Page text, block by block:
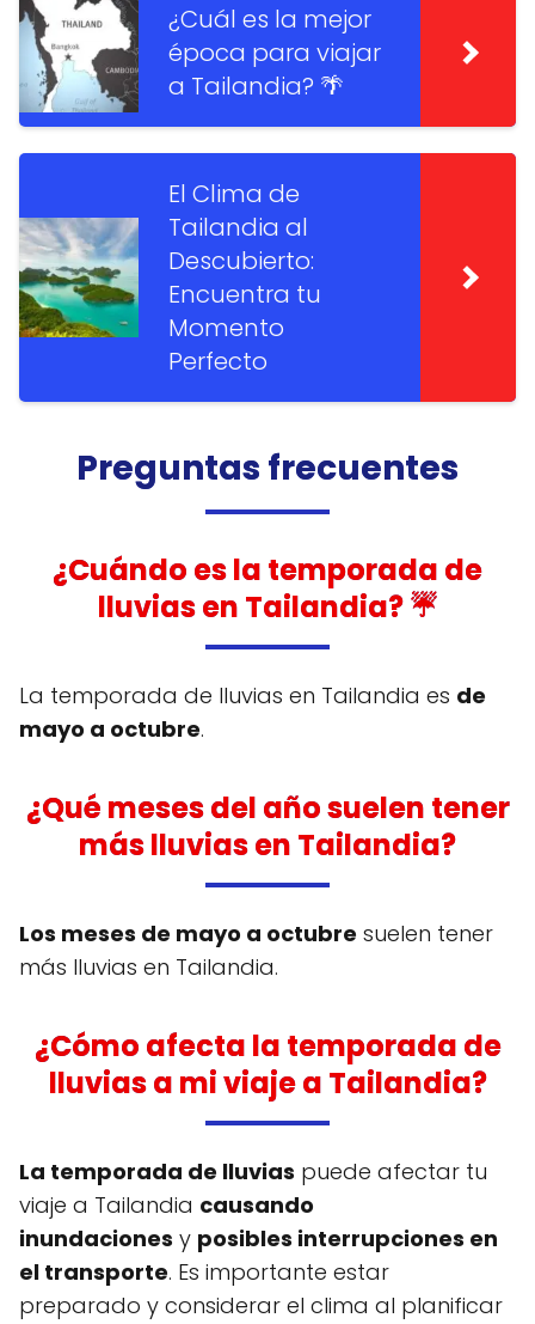
¿Cuál es la mejor
época para viajar
a Tailandia? 🌴
El Clima de
Tailandia al
Descubierto:
Encuentra tu
Momento
Perfecto
Preguntas frecuentes
¿Cuándo es la temporada de
lluvias en Tailandia? ☔
La temporada de lluvias en Tailandia es de
mayo a octubre.
¿Qué meses del año suelen tener
más lluvias en Tailandia?
Los meses de mayo a octubre suelen tener
más lluvias en Tailandia.
¿Cómo afecta la temporada de
lluvias a mi viaje a Tailandia?
La temporada de lluvias puede afectar tu
viaje a Tailandia causando
inundaciones y posibles interrupciones en
el transporte. Es importante estar
preparado y considerar el clima al planificar